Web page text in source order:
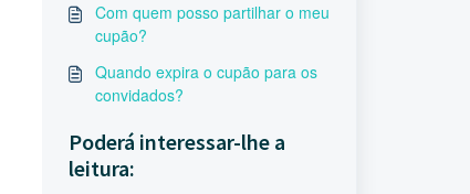
Com quem posso partilhar o meu
cupão?
Quando expira o cupão para os
convidados?
Poderá interessar-lhe a
leitura: